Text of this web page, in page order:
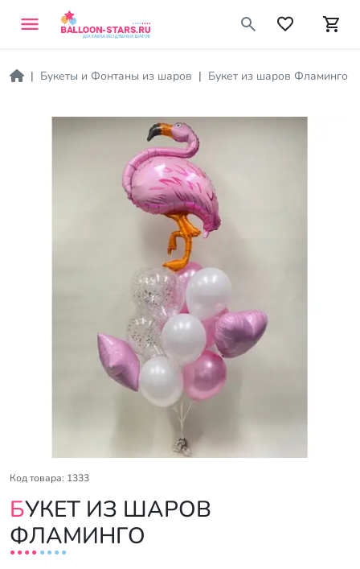
Букеты и Фонтаны из шаров Букет из шаров Фламинго
Код товара: 1333
БУКЕТ ИЗ ШАРОВ
ФЛАМИНГО